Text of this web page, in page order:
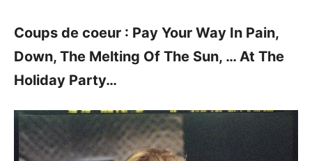
Coups de coeur : Pay Your Way In Pain,
Down, The Melting Of The Sun, … At The
Holiday Party…